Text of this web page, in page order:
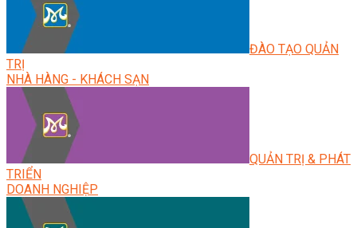
ĐÀO TẠO QUẢN
TRỊ
NHÀ HÀNG - KHÁCH SẠN
QUẢN TRỊ & PHÁT
TRIỂN
DOANH NGHIỆP